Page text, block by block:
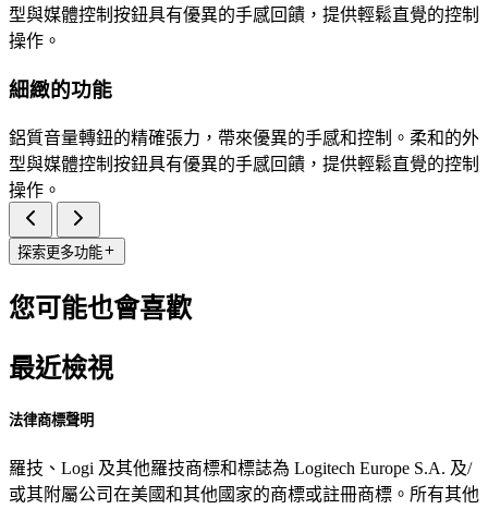
型與媒體控制按鈕具有優異的手感回饋，提供輕鬆直覺的控制
操作。
細緻的功能
鋁質音量轉鈕的精確張力，帶來優異的手感和控制。柔和的外
型與媒體控制按鈕具有優異的手感回饋，提供輕鬆直覺的控制
操作。
探索更多功能
您可能也會喜歡
最近檢視
法律商標聲明
羅技、Logi 及其他羅技商標和標誌為 Logitech Europe S.A. 及/
或其附屬公司在美國和其他國家的商標或註冊商標。所有其他